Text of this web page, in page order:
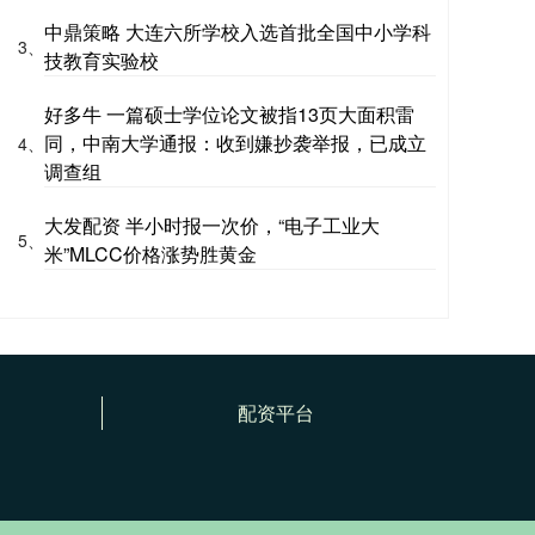
3、
中鼎策略 大连六所学校入选首批全国中小学科
技教育实验校
4、
好多牛 一篇硕士学位论文被指13页大面积雷
同，中南大学通报：收到嫌抄袭举报，已成立
调查组
5、
大发配资 半小时报一次价，“电子工业大
米”MLCC价格涨势胜黄金
配资平台